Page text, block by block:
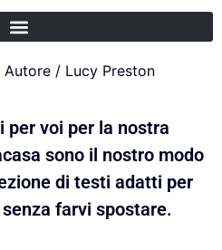
/ Lucy Preston
per voi per la nostra
sono il nostro modo
di testi adatti per
farvi spostare.